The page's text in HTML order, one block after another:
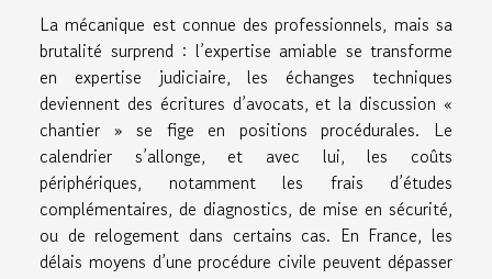
La mécanique est connue des professionnels, mais sa
brutalité surprend : l’expertise amiable se transforme
en expertise judiciaire, les échanges techniques
deviennent des écritures d’avocats, et la discussion «
chantier » se fige en positions procédurales. Le
calendrier s’allonge, et avec lui, les coûts
périphériques, notamment les frais d’études
complémentaires, de diagnostics, de mise en sécurité,
ou de relogement dans certains cas. En France, les
délais moyens d’une procédure civile peuvent dépasser